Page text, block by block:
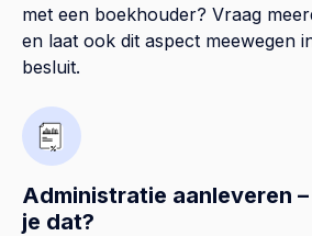
met een boekhouder? Vraag
en laat ook dit aspect meewegen
besluit.
Administratie aanleveren
je dat?